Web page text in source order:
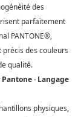
des
parfaitement
PANTONE®,
des couleurs
qualité.
· Langage
physiques,